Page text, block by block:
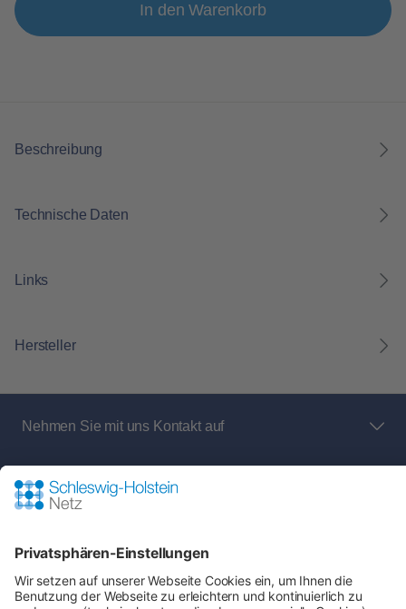
In den Warenkorb
Beschreibung
Technische Daten
Links
Hersteller
Nehmen Sie mit uns Kontakt auf
Bei Fragen an den Netz- und Messstellenbetreiber
rund um:
Shop-Service
Zahlung & Versand